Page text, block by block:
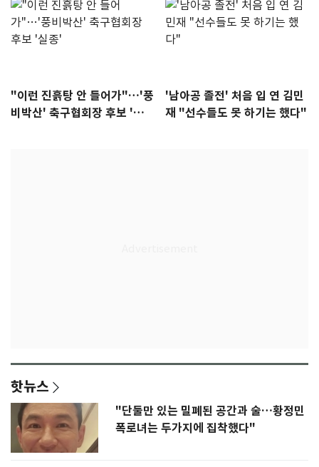
"이런 진흙탕 안 들어가"…'풍
비박산' 축구협회장 후보 '실
'남아공 졸전' 처음 입 연 김민
재 "선수들도 못 하기는 했다"
핫뉴스
"단둘만 있는 밀폐된 공간과 술…황정민
폭로녀는 두가지에 집착했다"